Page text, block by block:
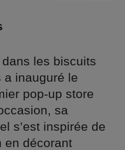
les biscuits
a inauguré le
pop-up store
sa
s’est inspirée de
en décorant